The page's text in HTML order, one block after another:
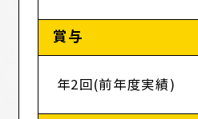
賞与
年2回(前年度実績)